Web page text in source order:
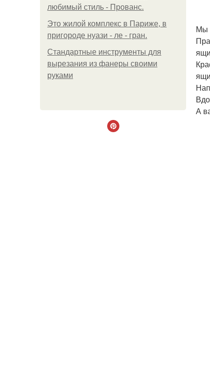
любимый стиль - Прованс.
Это жилой комплекс в Париже, в
пригороде нуази - ле - гран.
Стандартные инструменты для
вырезания из фанеры своими
руками
Мы
А